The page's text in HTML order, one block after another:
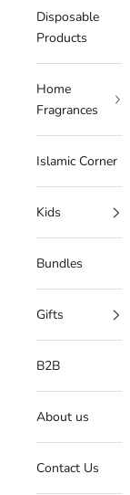
Disposable
Products
Home
Fragrances
Islamic Corner
Kids
Bundles
Gifts
B2B
About us
Contact Us